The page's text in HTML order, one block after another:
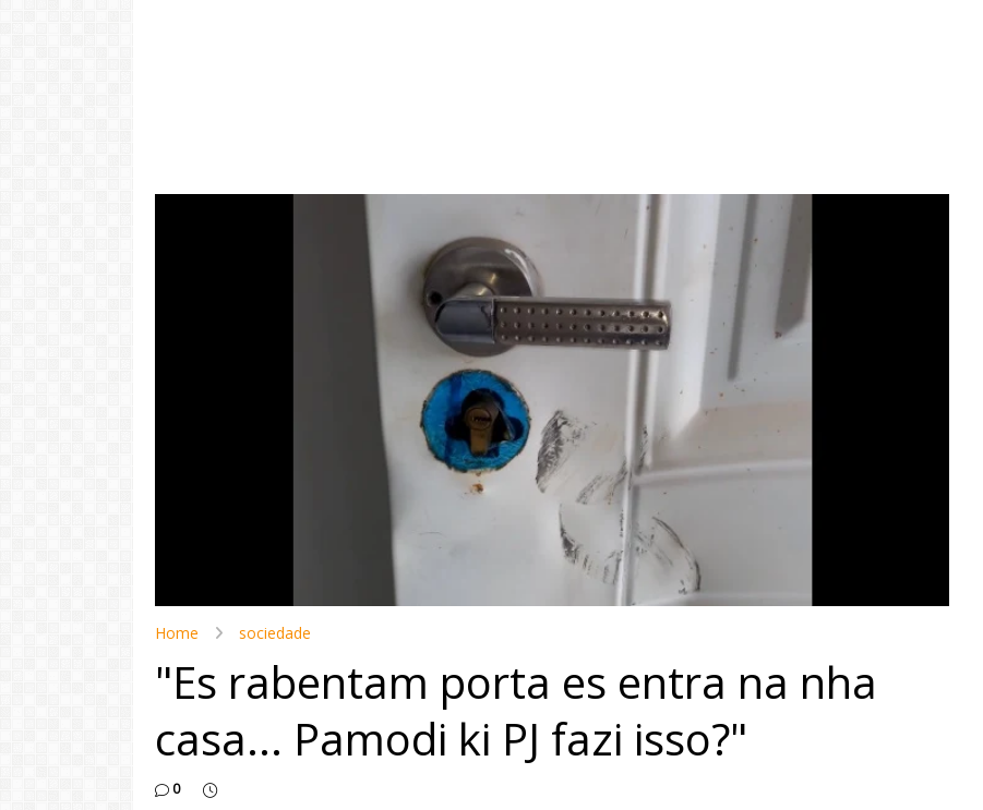
Home sociedade
"Es rabentam porta es entra na nha
casa... Pamodi ki PJ fazi isso?"
0